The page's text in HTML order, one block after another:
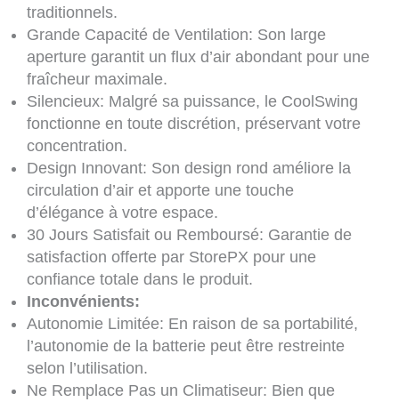
traditionnels.
Grande Capacité de Ventilation: Son large
aperture garantit un flux d’air abondant pour une
fraîcheur maximale.
Silencieux: Malgré sa puissance, le CoolSwing
fonctionne en toute discrétion, préservant votre
concentration.
Design Innovant: Son design rond améliore la
circulation d’air et apporte une touche
d’élégance à votre espace.
30 Jours Satisfait ou Remboursé: Garantie de
satisfaction offerte par StorePX pour une
confiance totale dans le produit.
Inconvénients:
Autonomie Limitée: En raison de sa portabilité,
l’autonomie de la batterie peut être restreinte
selon l’utilisation.
Ne Remplace Pas un Climatiseur: Bien que